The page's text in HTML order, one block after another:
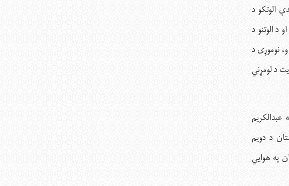
الوتکو د
او د الوتنو د
نوموړی د
د لومړني
عبدالکریم
افغانستان د دويم
په هوايي